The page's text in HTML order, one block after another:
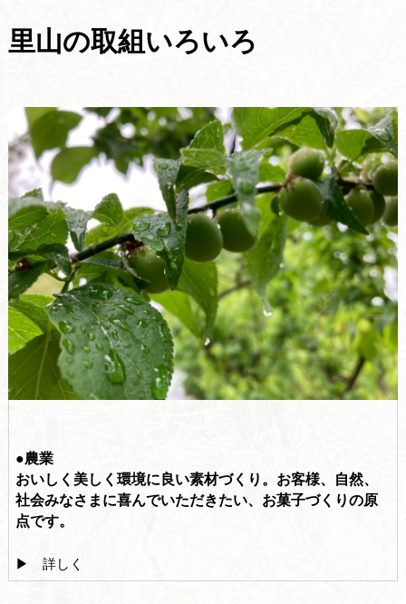
里山の取組いろいろ
●農業
おいしく美しく環境に良い素材づくり。お客様、自然、
社会みなさまに喜んでいただきたい、お菓子づくりの原
点です。
▶ 詳しく